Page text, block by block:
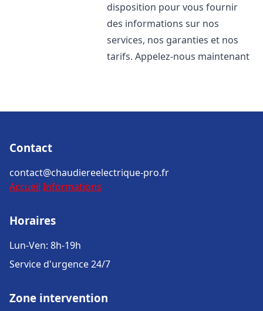
disposition pour vous fournir
des informations sur nos
services, nos garanties et nos
tarifs. Appelez-nous maintenant
Contact
contact@chaudiereelectrique-pro.fr
Accueil Informations
Horaires
Lun-Ven: 8h-19h
Service d'urgence 24/7
Zone intervention